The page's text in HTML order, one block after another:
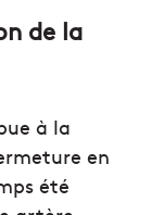
de la
à la
en
été